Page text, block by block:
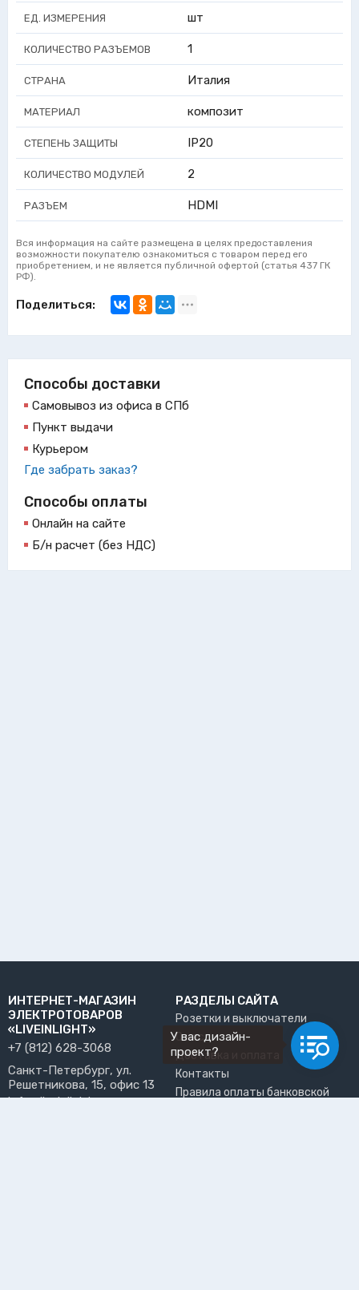
ЕД. ИЗМЕРЕНИЯ шт
КОЛИЧЕСТВО РАЗЪЕМОВ 1
СТРАНА Италия
МАТЕРИАЛ композит
СТЕПЕНЬ ЗАЩИТЫ IP20
КОЛИЧЕСТВО МОДУЛЕЙ 2
РАЗЪЕМ HDMI
Вся информация на сайте размещена в целях предоставления
возможности покупателю ознакомиться с товаром перед его
приобретением, и не является публичной офертой (статья 437 ГК
РФ).
Поделиться:
Способы доставки
Самовывоз из офиса в СПб
Пункт выдачи
Курьером
Где забрать заказ?
Способы оплаты
Онлайн на сайте
Б/н расчет (без НДС)
ИНТЕРНЕТ-МАГАЗИН
ЭЛЕКТРОТОВАРОВ
«LIVEINLIGHT»
+7 (812) 628-3068
Санкт-Петербург, ул.
Решетникова, 15, офис 13
info@liveinlight.ru
РАЗДЕЛЫ САЙТА
Розетки и выключатели
О нас
Доставка и оплата
Контакты
Правила оплаты банковской
У вас дизайн-
проект?